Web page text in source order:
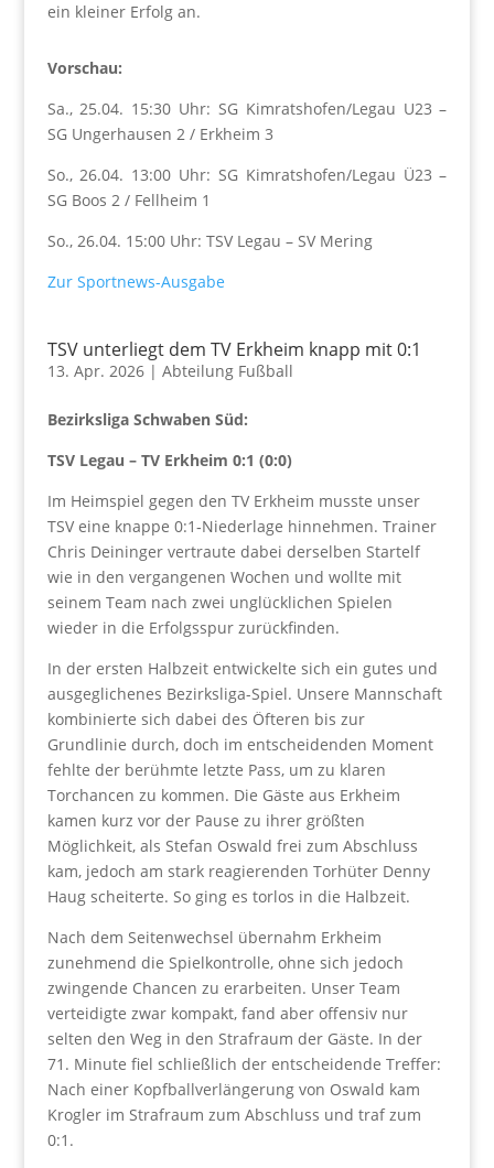
ein kleiner Erfolg an.
Vorschau:
Sa., 25.04. 15:30 Uhr: SG Kimratshofen/Legau U23 –
SG Ungerhausen 2 / Erkheim 3
So., 26.04. 13:00 Uhr: SG Kimratshofen/Legau Ü23 –
SG Boos 2 / Fellheim 1
So., 26.04. 15:00 Uhr: TSV Legau – SV Mering
Zur Sportnews-Ausgabe
TSV unterliegt dem TV Erkheim knapp mit 0:1
13. Apr. 2026| Abteilung Fußball
Bezirksliga Schwaben Süd:
TSV Legau – TV Erkheim 0:1 (0:0)
Im Heimspiel gegen den TV Erkheim musste unser
TSV eine knappe 0:1‑Niederlage hinnehmen. Trainer
Chris Deininger vertraute dabei derselben Startelf
wie in den vergangenen Wochen und wollte mit
seinem Team nach zwei unglücklichen Spielen
wieder in die Erfolgsspur zurückfinden.
In der ersten Halbzeit entwickelte sich ein gutes und
ausgeglichenes Bezirksliga-Spiel. Unsere Mannschaft
kombinierte sich dabei des Öfteren bis zur
Grundlinie durch, doch im entscheidenden Moment
fehlte der berühmte letzte Pass, um zu klaren
Torchancen zu kommen. Die Gäste aus Erkheim
kamen kurz vor der Pause zu ihrer größten
Möglichkeit, als Stefan Oswald frei zum Abschluss
kam, jedoch am stark reagierenden Torhüter Denny
Haug scheiterte. So ging es torlos in die Halbzeit.
Nach dem Seitenwechsel übernahm Erkheim
zunehmend die Spielkontrolle, ohne sich jedoch
zwingende Chancen zu erarbeiten. Unser Team
verteidigte zwar kompakt, fand aber offensiv nur
selten den Weg in den Strafraum der Gäste. In der
71. Minute fiel schließlich der entscheidende Treffer:
Nach einer Kopfballverlängerung von Oswald kam
Krogler im Strafraum zum Abschluss und traf zum
0:1.